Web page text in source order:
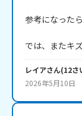
参考になった
では、またキ
レイアさん(12さ
2026年5月10日